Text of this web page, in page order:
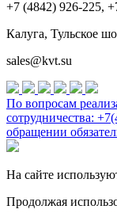
+7 (4842) 926-225,
Калуга, Тульское
sales@kvt.su
По вопросам
сотрудничества:
обращении
На сайте
Продолжая